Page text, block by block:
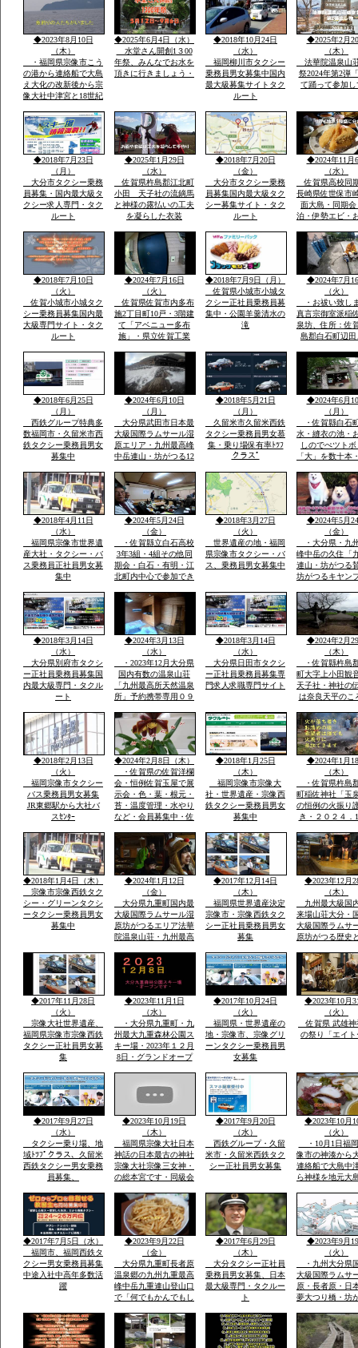
◆2023年8月10日
（木）
・福岡県宗像市こう
の港から連絡船で大島
え大化の改新後から宗
像大社中津宮と18世紀
宮遥拝所「神宿る島」
沖ノ島ユネスコ世界遺
産構成資産郡島には最
新の宗像市みなとタク
シー1台常時待機
◆2025年6月4日（水）
水堂さん開創1３00
年祭、みんなでお水を
頂きに行きましょう・
◆2018年10月24日
（水）
福岡柳川市タクシー
乗務員男女募集中国内
最大級募集サイトタク
ルート
◆2025年2月
（木）
法華院温泉山
祭2024年第2弾
て踊って参加し
◆2018年7月23日
（月）
大分市タクシー乗務
員募集・国内最大級タ
クシー求人専門・タク
ルート
◆2025年1月29日
（水）
佐賀県杵島郡江北町
小田 天子社の流鏑馬
と神様の露払いの工夫
を凝らした衣装
◆2018年7月20日
（金）
大分市タクシー乗務
員募集国内最大級タク
シー募集サイト・タク
ルート
◆2024年11月
（水）
佐賀県高校同
長崎県佐世保市
面大島・同期会
泊・伊勢エビ・
宿「港町」旅行
告・佐賀県から
西海市崎戸方面
を渡つて大島
◆2018年7月10日
（火）
佐賀小城市小城タク
シー乗務員募集国内最
大級専門サイト・タク
ルート
◆2024年7月16日
（火）
佐賀県佐賀市内多布
施2丁目町10戸・3階建
て「アベニュー多布
施」・県立佐賀工業
布施橋バス停まで2
分・インターネツト無
料・「室内小型ペツト
飼育相談可 3000円
up」2・3階別階段
◆2018年7月9日（月）
佐賀県小城市小城タ
クシー正社員乗務員募
集中・公園羊羹清水の
滝
◆2024年7月
（火）
・お祓い致し
真言宗御室派稲
泉坊、住所：佐
島郡白石町辺田
0954-65-2806 /
８０－２７１４
８４
◆2018年6月25日
（月）
西鉄グループ特典多
数福岡市・久留米市西
鉄タクシー乗務員男女
募集中
◆2024年6月10日
（月）
大分県武田市日本最
大級国際ラムサール湿
原エリア・九州最高峰
中岳連山・坊がつる12
院温泉山荘・山頂の
峰々は白い雪と樹氷に
なり春・夏とは別の山
と自然が表現され気持
ち良さです
◆2018年5月21日
（月）
久留米市久留米西鉄
タクシー乗務員男女慕
集・乗り場保有率ﾄﾂﾌ
クラスﾟ
◆2024年6月
（月）
・佐賀縣白石
水・縫衣の池・
しのでぺツト
「大」を数十本
う魔法の水だそ
す・白石平野の
玉ねぎ畑と近く
水堂さん・須古
稲佐神社妻山神
ります
◆2018年4月11日
（水）
福岡県宗像市世界遺
産大社・タクシー・バ
ス乗務員正社員男女募
集中
◆2024年5月24日
（金）
・佐賀縣立白石高校
3年3組・4組その他同
期会・白石・有明・江
北町内中心で参加でき
久しぶりで開催・全国
で有名優良な玉ねぎ・
蓮根・佐賀米の産地六
角川が流れ自然に恵ま
れた町で過ごした場所
◆2018年3月27日
（火）
世界遺産の地・福岡
県宗像市タクシー・バ
ス、乗務員男女募集中
◆2024年5月
（金）
・大分県・九
峰中岳の久住「
連山・坊がつる
坊がつるキヤン
法華院温泉山荘
ピンクの花で有
ヤマキリシマ・
歴史などで日本
数有名な法華院
荘
◆2018年3月14日
（水）
大分県別府市タクシ
ー正社員乗務員募集国
内最大級専門・タクル
ート
◆2024年3月13日
（水）
・2023年12月大分県
国内有数の温泉山荘
「九州最高所天然温泉
所」予約携帯専用０９
０のみ・雪が白い別の
山々・坊がつるの景
色・ー4度・空気がお
いしい星がきれい１３
００ｍ級天然温泉最高
◆2018年3月14日
（水）
大分県日田市タクシ
ー正社員乗務員募集専
門求人求職専門サイト
◆2024年2月
（木）
・佐賀縣杵島
町大字上小田観
天子社・神社の
は奈良天平のこ
穣天子社は天皇
天子表現大木数
楠木が多数・以
間を通じて屋台
り・流鏑馬神事
◆2018年2月13日
（火）
福岡宗像市タクシー
バス乗務員男女募集
JR東郷駅から大社バ
スｾﾝﾀｰ
◆2024年2月8日（木）
・佐賀県の佐賀洋欄
会・恒例佐賀玉屋で展
示会・色・葉・根元・
苔・温度管理・水やり
など・会員募集中・佐
９０７７－５５３５・
大島まで
◆2018年1月25日
（木）
福岡宗像市宗像大
社・世界遺産・宗像西
鉄タクシー乗務員男女
募集中
◆2024年1月
（木）
・佐賀県杵島
町稲佐神社「玉
の恒例の火振り
き・２０２４．
伝統祭り実行・
駐車あり家内安
他祈願火渡り参
ます近くに水汲
名な縫いの池水
◆2018年1月4日（木）
宗像市宗像西鉄タク
シー・グリーンタクシ
ータクシー乗務員男女
募集中
◆2024年1月12日
（金）
大分県九重町国内最
大級国際ラムサール湿
原坊がつるエリア法華
院温泉山荘・九州最高
雪・雪・雪で12月23日
恒例「感謝祭」全国か
ら参加・法華院温泉山
されました
◆2017年12月14日
（木）
福岡県世界遺産決定
宗像市・宗像西鉄タク
シー正社員乗務員男女
募集
◆2023年12月
（木）
九州最大級国
来場山荘大分・
大級国際ラムサ
原坊がつる歴史
然温泉の法華院
荘の歌「法華院
ましょう」12月
例・感謝祭でで
い歌です
◆2017年11月28日
（火）
宗像大社世界遺産、
福岡県宗像市宗像西鉄
タクシー正社員男女募
集
◆2023年11月1日
（水）
・大分県九重町・九
州最大九重森林公園ス
キー場・2023年１２月
8日・グランドオープ
で遊べる・こども広場
「パパママと子供の専
でスキー場完備」
◆2017年10月24日
（火）
福岡県・世界遺産の
地・宗像市、宗像グリ
ーンタクシー乗務員男
女募集
◆2023年10月
（火）
佐賀県 武雄神
の祭り「エイト
◆2017年9月27日
（水）
タクシー乗り場、地
域ﾄﾂﾌﾟクラス、久留米
西鉄タクシー男女乗務
員募集、
◆2023年10月19日
（木）
福岡県宗像大社日本
神話の日本最古の神社
宗像大社宗像三女神・
の総本宮です・同級会
連遺跡とお祭りに船で
行き「神宿る島」宗
像・沖ノ島関連がユネ
スコ世界遺産に登録見
て聞いてビツクリです
◆2017年9月20日
（水）
西鉄グループ・久留
米市・久留米西鉄タク
シー正社員男女募集
◆2023年10月
（火）
・10月1日福
像市の神湊から
連絡船で大島中
ら神様を地元大
地元漁師さんの
のせ神湊までそ
ご神体を宗像大
運び大島遥拝所
お宿「まなべ
◆2017年7月5日（水）
福岡市、福岡西鉄タ
クシー男女乗務員募集
中途入社中高年多数活
躍
◆2023年9月22日
（金）
大分県九重町長者原
温泉郷の九州九重最高
峰中岳九重連山登山口
で「何でもかんでもし
告・温泉豊富なエリア
で開催報告地元民のジ
ビエ料理・鹿・いのし
◆2017年6月29日
（木）
大分タクシー正社員
乗務員男女募集、日本
最大級専門・タクルー
ト
◆2023年9月
（火）
・九州大分県
大級国際ラムサ
原・長者原・日
夢大つり橋・坊
華院温泉山荘・
山九州最高峰中
重連山・標高・